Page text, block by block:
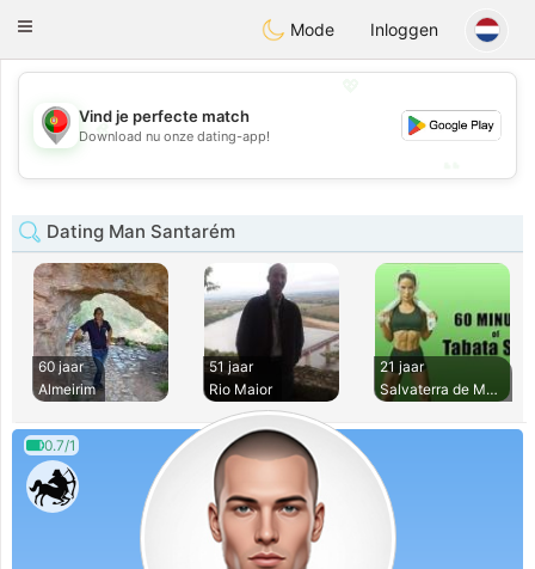
namoroPortugues
Toggle
Mode Inloggen
💖
💕
Vind je perfecte match
Download nu onze dating-app!
Dating Man Santarém
60 jaar
Almeirim
51 jaar
Rio Maior
21 jaar
Salvaterra de Mago
0.7/1